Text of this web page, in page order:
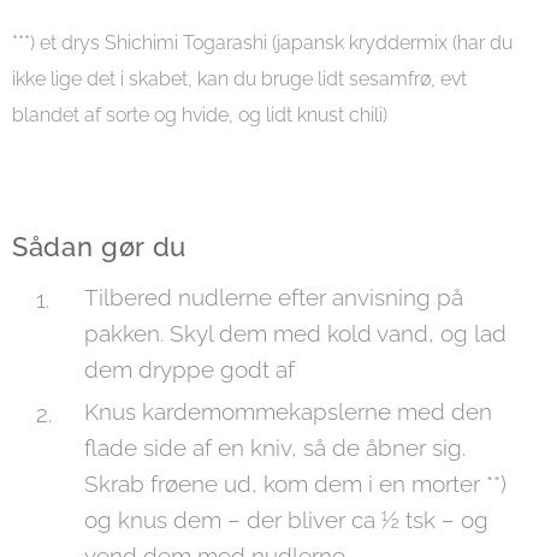
***) et drys Shichimi Togarashi (japansk kryddermix (har du
ikke lige det i skabet, kan du bruge lidt sesamfrø, evt
blandet af sorte og hvide, og lidt knust chili)
Sådan gør du
Tilbered nudlerne efter anvisning på
pakken. Skyl dem med kold vand, og lad
dem dryppe godt af
Knus kardemommekapslerne med den
flade side af en kniv, så de åbner sig.
Skrab frøene ud, kom dem i en morter **)
og knus dem – der bliver ca ½ tsk – og